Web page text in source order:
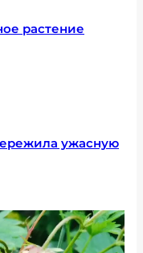
растение
ужасную